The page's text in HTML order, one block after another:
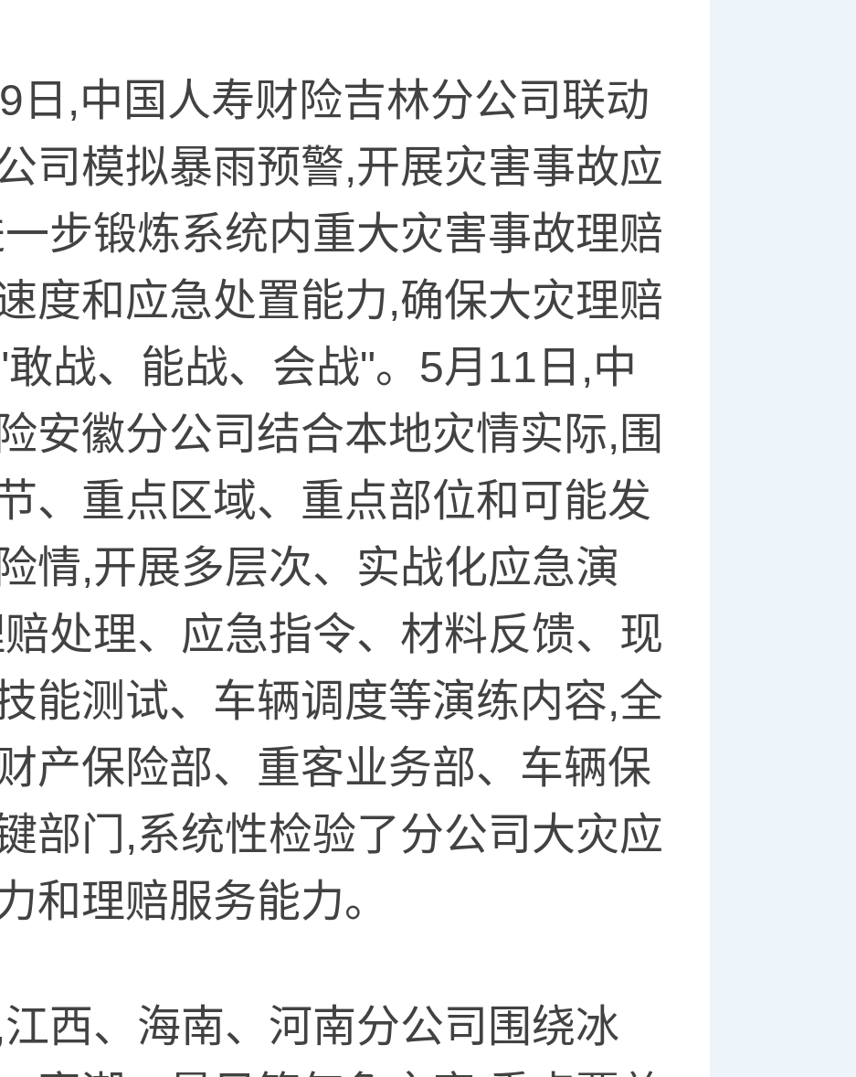
日,中国人寿财险吉林分公司联动
司模拟暴雨预警,开展灾害事故应
步锻炼系统内重大灾害事故理赔
度和应急处置能力,确保大灾理赔
战、能战、会战"。5月11日,中
安徽分公司结合本地灾情实际,围
、重点区域、重点部位和可能发
情,开展多层次、实战化应急演
处理、应急指令、材料反馈、现
能测试、车辆调度等演练内容,全
产保险部、重客业务部、车辆保
部门,系统性检验了分公司大灾应
和理赔服务能力。
西、海南、河南分公司围绕冰